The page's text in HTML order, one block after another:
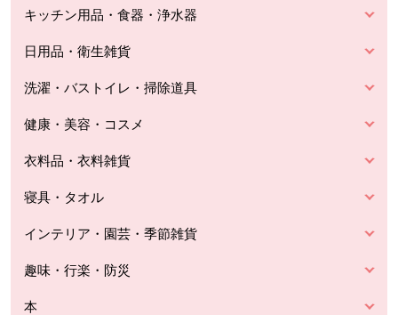
キッチン用品・食器・浄水器
日用品・衛生雑貨
洗濯・バストイレ・掃除道具
健康・美容・コスメ
衣料品・衣料雑貨
寝具・タオル
インテリア・園芸・季節雑貨
趣味・行楽・防災
本